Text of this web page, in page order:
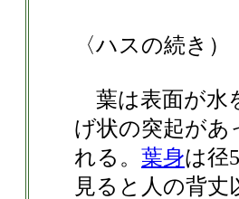
〈ハスの続き）
葉は表面が水
げ状の突起が
れる。 葉身は径
見ると人の背